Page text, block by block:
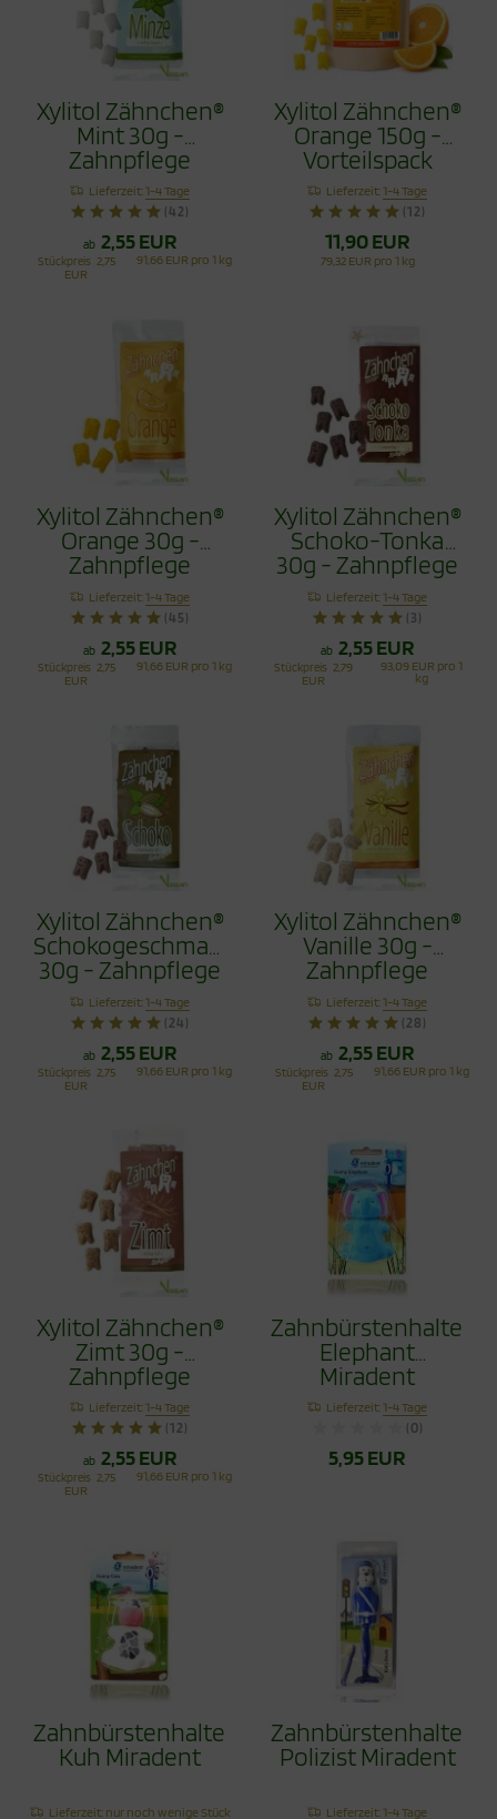
Xylitol Zähnchen®
Mint 30g -
Zahnpflege
Bonbons
Lieferzeit:1-4 Tage
(42)
ab 2,55 EUR
Stückpreis 2,75
EUR
91,66 EUR pro 1 kg
Xylitol Zähnchen®
Orange 150g -
Vorteilspack
Lieferzeit:1-4 Tage
(12)
11,90 EUR
79,32 EUR pro 1 kg
Xylitol Zähnchen®
Orange 30g -
Zahnpflege
Bonbons
Lieferzeit:1-4 Tage
(45)
ab 2,55 EUR
Stückpreis 2,75
EUR
91,66 EUR pro 1 kg
Xylitol Zähnchen®
Schoko-Tonka
30g - Zahnpflege
Bonbons
Lieferzeit:1-4 Tage
(3)
ab 2,55 EUR
Stückpreis 2,79
EUR
93,09 EUR pro 1
kg
Xylitol Zähnchen®
Schokogeschmack
30g - Zahnpflege
Bonbons
Lieferzeit:1-4 Tage
(24)
ab 2,55 EUR
Stückpreis 2,75
EUR
91,66 EUR pro 1 kg
Xylitol Zähnchen®
Vanille 30g -
Zahnpflege
Bonbons
Lieferzeit:1-4 Tage
(28)
ab 2,55 EUR
Stückpreis 2,75
EUR
91,66 EUR pro 1 kg
Xylitol Zähnchen®
Zimt 30g -
Zahnpflege
Bonbons
Lieferzeit:1-4 Tage
(12)
ab 2,55 EUR
Stückpreis 2,75
EUR
91,66 EUR pro 1 kg
Zahnbürstenhalter
Elephant
Miradent
Lieferzeit:1-4 Tage
(0)
5,95 EUR
Zahnbürstenhalter
Kuh Miradent
Lieferzeit: nur noch wenige Stück
Zahnbürstenhalter
Polizist Miradent
Lieferzeit:1-4 Tage